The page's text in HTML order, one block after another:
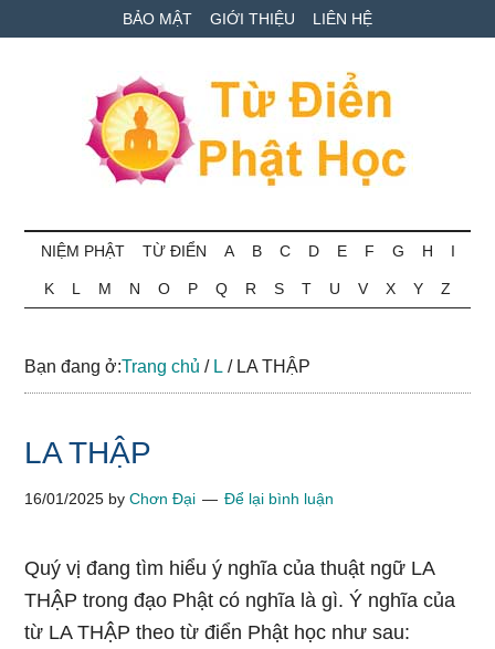
to
to
qua
BẢO MẬT GIỚI THIỆU LIÊN HỆ
Từ
điển
Phật
học
ngữ
NIỆM PHẬT TỪ ĐIỂN A B C D E F G H I
K L M N O P Q R S T U V X Y Z
Bạn đang ở:Trang chủ / L /LA THẬP
LA THẬP
16/01/2025 byChơn Đại Để lại bình luận
Quý vị đang tìm hiểu ý nghĩa của thuật ngữ LA
THẬP trong đạo Phật có nghĩa là gì. Ý nghĩa của
từ LA THẬP theo từ điển Phật học như sau: